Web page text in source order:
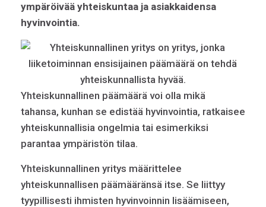
ympäröivää yhteiskuntaa ja asiakkaidensa
hyvinvointia.
Yhteiskunnallinen päämäärä voi olla mikä
tahansa, kunhan se edistää hyvinvointia, ratkaisee
yhteiskunnallisia ongelmia tai esimerkiksi
parantaa ympäristön tilaa.
Yhteiskunnallinen yritys määrittelee
yhteiskunnallisen päämääränsä itse. Se liittyy
tyypillisesti ihmisten hyvinvoinnin lisäämiseen,